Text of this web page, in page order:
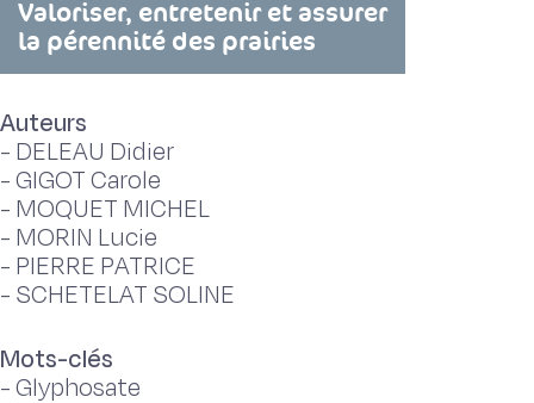
Valoriser, entretenir et assurer
la pérennité des prairies
Auteurs
- DELEAU Didier
-GIGOT Carole
- MOQUET MICHEL
- MORIN Lucie
- PIERRE PATRICE
- SCHETELAT SOLINE
Mots-clés
-Glyphosate